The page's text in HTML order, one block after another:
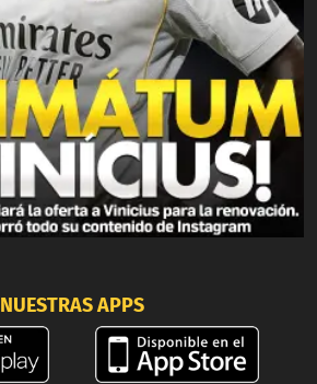
NUESTRAS APPS